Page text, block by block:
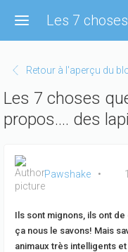
contenu
Retour à l'aperçu du
Les 7 choses
propos.... des
Pawshake
Ils sont mignons, ils ont
ça nous le savons! Mais
animaux très intelligents